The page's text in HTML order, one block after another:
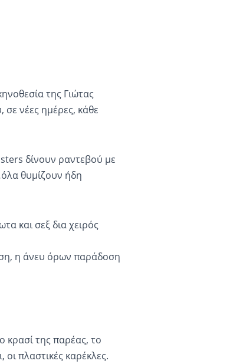
της Γιώτας
σε νέες ημέρες, κάθε
δίνουν ραντεβού με
θυμίζουν ήδη
και σεξ δια χειρός
η άνευ όρων παράδοση
κρασί της παρέας, το
πλαστικές καρέκλες.